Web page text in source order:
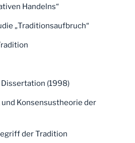
Handelns“
„Traditionsaufbruch“
Dissertation (1998)
Konsensustheorie der
der Tradition